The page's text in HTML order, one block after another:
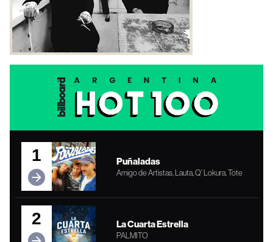
1 Puñaladas
Amigo de Artistas, Lauta, Q' Lokura, Tote
2 La Cuarta Estrella
PALMITO